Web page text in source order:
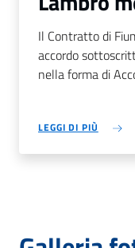
Il Contratto di
accordo
nella forma di
LEGGI DI PIÙ